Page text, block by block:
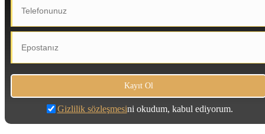
Gizlilik sözleşmesini okudum, kabul ediyorum.